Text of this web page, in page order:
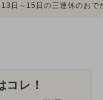
13日～15日の三連休のお
コレ！